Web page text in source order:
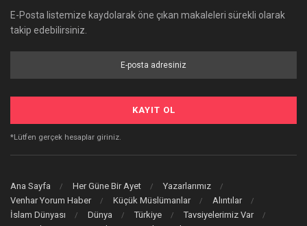
E-Posta listemize kaydolarak öne çıkan makaleleri sürekli olarak
takip edebilirsiniz.
*Lütfen gerçek hesaplar giriniz.
Ana Sayfa Her Güne Bir Ayet
Yazarlarımız
Venhar Yorum Haber
Küçük Müslümanlar
Alıntılar
İslam Dünyası
Dünya Türkiye
Tavsiyelerimiz Var